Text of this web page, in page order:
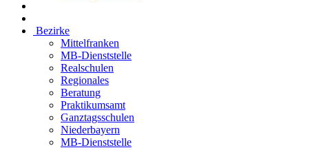
Bezirke
Mittelfranken
MB-Dienststelle
Realschulen
Regionales
Beratung
Praktikumsamt
Ganztagsschulen
Niederbayern
MB-Dienststelle